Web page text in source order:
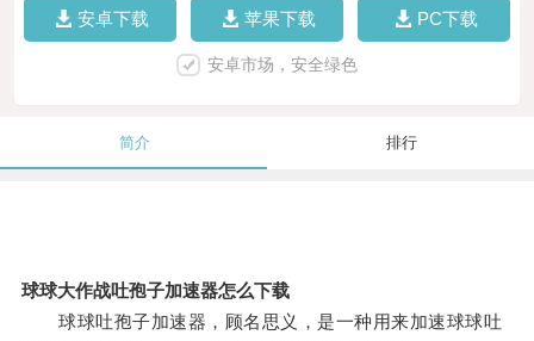
安卓下载 苹果下载 PC下载
安卓市场，安全绿色
简介 排行
球球大作战吐孢子加速器怎么下载
球球吐孢子加速器，顾名思义，是一种用来加速球球吐